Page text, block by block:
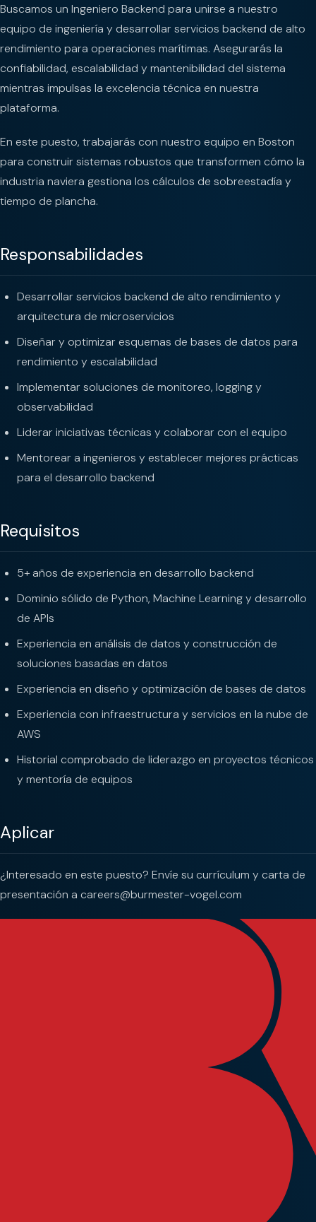
Buscamos un Ingeniero Backend para unirse a nuestro
equipo de ingeniería y desarrollar servicios backend de alto
rendimiento para operaciones marítimas. Asegurarás la
confiabilidad, escalabilidad y mantenibilidad del sistema
mientras impulsas la excelencia técnica en nuestra
plataforma.
En este puesto, trabajarás con nuestro equipo en Boston
para construir sistemas robustos que transformen cómo la
industria naviera gestiona los cálculos de sobreestadía y
tiempo de plancha.
Responsabilidades
Desarrollar servicios backend de alto rendimiento y
arquitectura de microservicios
Diseñar y optimizar esquemas de bases de datos para
rendimiento y escalabilidad
Implementar soluciones de monitoreo, logging y
observabilidad
Liderar iniciativas técnicas y colaborar con el equipo
Mentorear a ingenieros y establecer mejores prácticas
para el desarrollo backend
Requisitos
5+ años de experiencia en desarrollo backend
Dominio sólido de Python, Machine Learning y desarrollo
de APIs
Experiencia en análisis de datos y construcción de
soluciones basadas en datos
Experiencia en diseño y optimización de bases de datos
Experiencia con infraestructura y servicios en la nube de
AWS
Historial comprobado de liderazgo en proyectos técnicos
y mentoría de equipos
Aplicar
¿Interesado en este puesto? Envíe su currículum y carta de
presentación a careers@burmester-vogel.com